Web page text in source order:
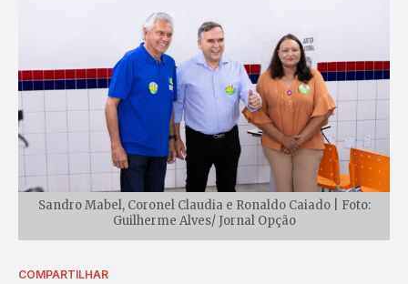
Sandro Mabel, Coronel Claudia e Ronaldo Caiado | Foto:
Guilherme Alves/ Jornal Opção
COMPARTILHAR